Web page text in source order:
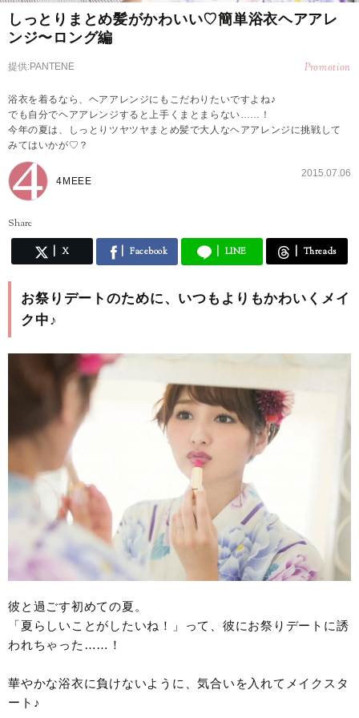
しっとりまとめ髪がかわいい♡簡単浴衣ヘアアレ
ンジ〜ロング編
提供:PANTENE Promotion
浴衣を着るなら、ヘアアレンジにもこだわりたいですよね♪
でも自分でヘアアレンジすると上手くまとまらない……！
今年の夏は、しっとりツヤツヤまとめ髪で大人なヘアアレンジに挑戦して
みてはいかが♡？
4MEEE
2015.07.06
Share
X Facebook LINE Threads
お祭りデートのために、いつもよりもかわいくメイ
ク中♪
彼と過ごす初めての夏。
「夏らしいことがしたいね！」って、彼にお祭りデートに誘
われちゃった……！
華やかな浴衣に負けないように、気合いを入れてメイクスタ
ート♪